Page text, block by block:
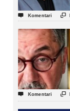
 Komentari 
 Komentari 